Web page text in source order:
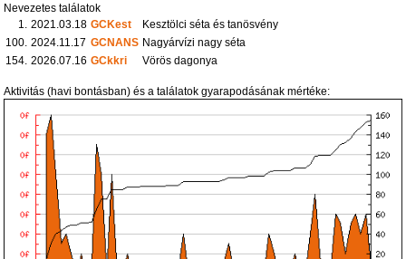
Nevezetes találatok
1.
2021.03.18 GCKest
Kesztölci séta és tanösvény
100. 2024.11.17 GCNANS Nagyárvízi nagy séta
154. 2026.07.16 GCkkri Vörös dagonya
Aktivitás (havi bontásban) és a találatok gyarapodásának mértéke: